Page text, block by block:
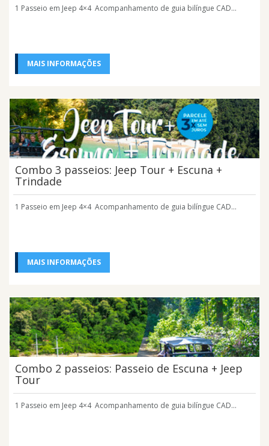
1 Passeio em Jeep 4×4 Acompanhamento de guia bilíngue CAD...
MAIS INFORMAÇÕES
Combo 3 passeios: Jeep Tour + Escuna +
Trindade
1 Passeio em Jeep 4×4 Acompanhamento de guia bilíngue CAD...
MAIS INFORMAÇÕES
Combo 2 passeios: Passeio de Escuna + Jeep
Tour
1 Passeio em Jeep 4×4 Acompanhamento de guia bilíngue CAD...